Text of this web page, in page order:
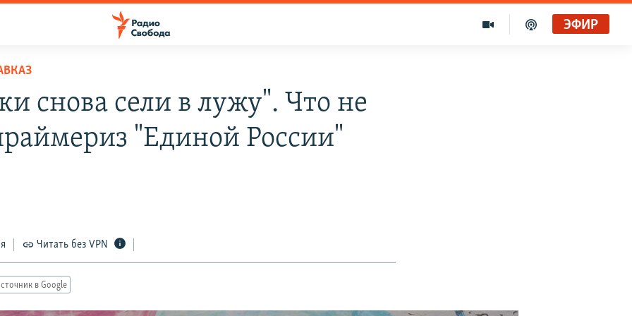
ЭФИР
снова сели в лужу". Что не
"Единой России"
Читать без VPN
в Google